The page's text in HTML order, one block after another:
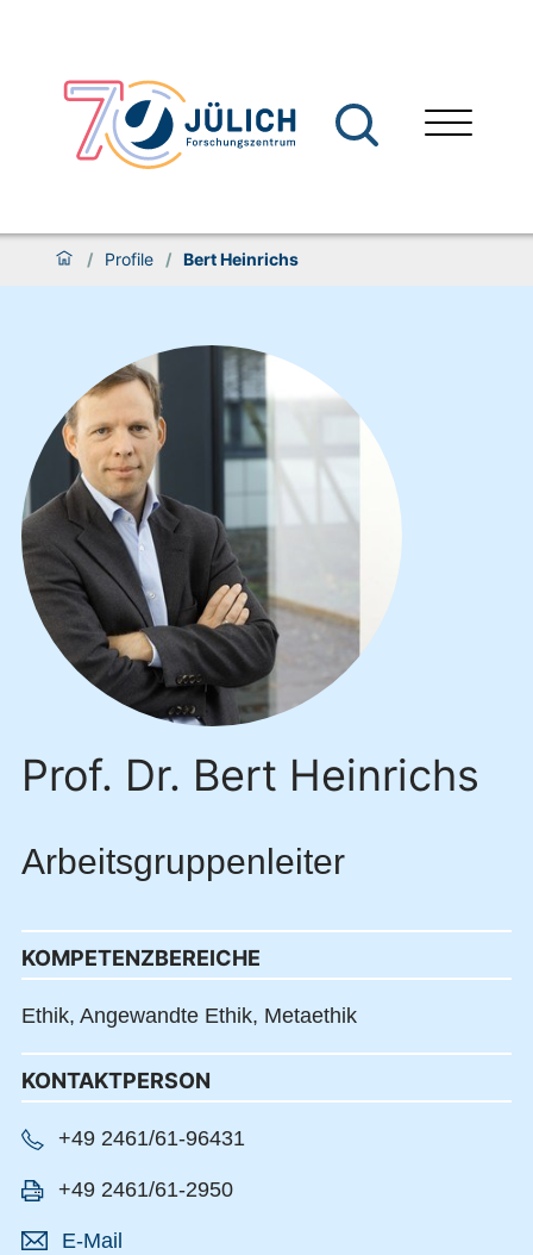
/ Profile / Bert Heinrichs
Prof. Dr. Bert Heinrichs
Arbeitsgruppenleiter
KOMPETENZBEREICHE
Ethik, Angewandte Ethik, Metaethik
KONTAKTPERSON
+49 2461/61-96431
+49 2461/61-2950
E-Mail